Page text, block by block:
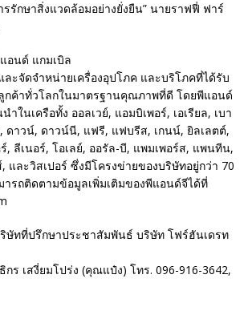
รรักษาสิ่งแวดล้อมอย่างยั่งยืน” นายราฟฟี่ ฟาร์
อนด์ แกมเบิล
ะจัดจำหน่ายเครื่องอุปโภค และบริโภคที่ได้รับ
กค้าทั่วโลกในมาตรฐานคุณภาพที่ดี โดยพีแอนด์
ในเครือทั้ง ออลเวย์, แอมบิเพอร์, เอเรียล, เบา
ดาวน์, ดาวน์นี, แฟรี, แฟบรีส, เกนน์, ยิลเลตต์,
, ลีเนอร์, โอเลย์, ออรัล-บี, แพมเพอร์ส, แพนทีน,
, และวิสเปอร์ ซึ่งมีโครงข่ายของบริษัทอยู่กว่า 70
ารถติดตามข้อมูลเพิ่มเติมของพีแอนด์จีได้ที่
ษัทที่ปรึกษาประชาสัมพันธ์ บริษัท โฟร์ฮันเดรท
ร เสงี่ยมโปร่ง (คุณแป๋ง) โทร. 096-916-3642,